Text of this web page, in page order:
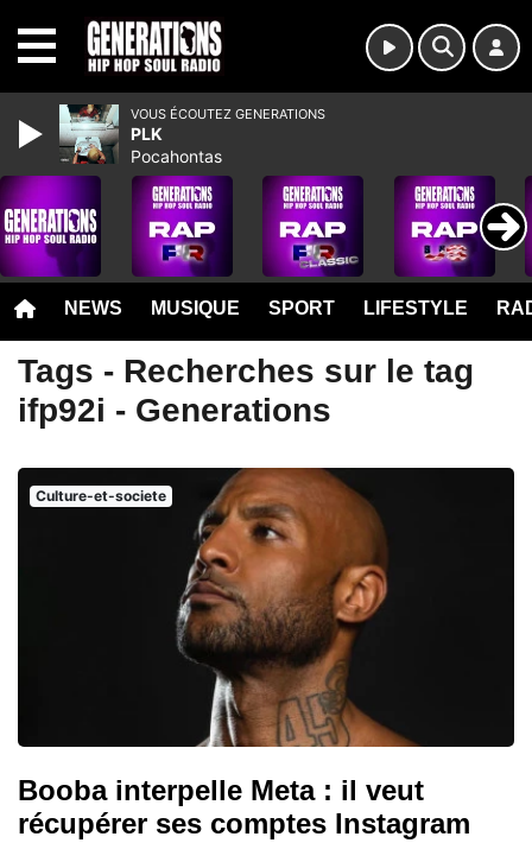
NEWS MUSIQUE SPORT LIFESTYLE
Tags - Recherches sur le tag
ifp92i - Generations
Culture-et-societe
Booba interpelle Meta : il veut
récupérer ses comptes Instagram
VOUS ÉCOUTEZ GENERATIONS
PLK
Pocahontas